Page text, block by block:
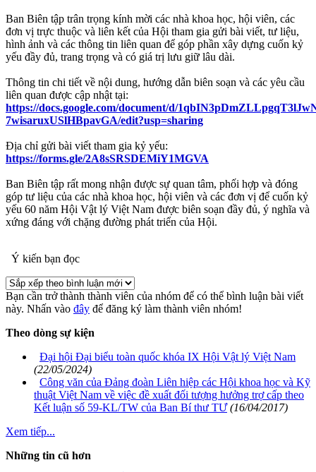
Ban Biên tập trân trọng kính mời các nhà khoa học, hội viên, các
đơn vị trực thuộc và liên kết của Hội tham gia gửi bài viết, tư liệu,
hình ảnh và các thông tin liên quan để góp phần xây dựng cuốn kỷ
yếu đầy đủ, trang trọng và có giá trị lưu giữ lâu dài.
Thông tin chi tiết về nội dung, hướng dẫn biên soạn và các yêu cầu
liên quan được cập nhật tại:
https://docs.google.com/document/d/
7wisaruxUSlHBpavGA/edit?usp=sharing
Địa chỉ gửi bài viết tham gia kỷ yếu:
https://forms.gle/2A8sSRSDEMiY1MGVA
Ban Biên tập rất mong nhận được sự quan tâm, phối hợp và đóng
góp tư liệu của các nhà khoa học, hội viên và các đơn vị để cuốn kỷ
yếu 60 năm Hội Vật lý Việt Nam được biên soạn đầy đủ, ý nghĩa và
xứng đáng với chặng đường phát triển của Hội.
Ý kiến bạn đọc
Bạn cần trở thành thành viên của nhóm để có thể bình luận bài viết
này. Nhấn vào đây để đăng ký làm thành viên nhóm!
Theo dòng sự kiện
Đại hội Đại biểu toàn quốc khóa IX Hội Vật lý Việt Nam
(22/05/2024)
Công văn của Đảng đoàn Liên hiệp các Hội khoa học và Kỹ
thuật Việt Nam về việc đề xuất đối tượng hưởng trợ cấp theo
Kết luận số 59-KL/TW của Ban Bí thư TƯ (16/04/2017)
Xem tiếp...
Những tin cũ hơn